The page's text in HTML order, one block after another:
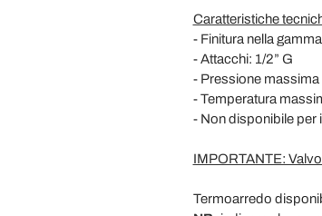
Caratteristiche
- Finitura nella
- Attacchi: 1/2” G
- Pressione massima
- Temperatura
- Non disponibile per
IMPORTANTE:
Termoarredo